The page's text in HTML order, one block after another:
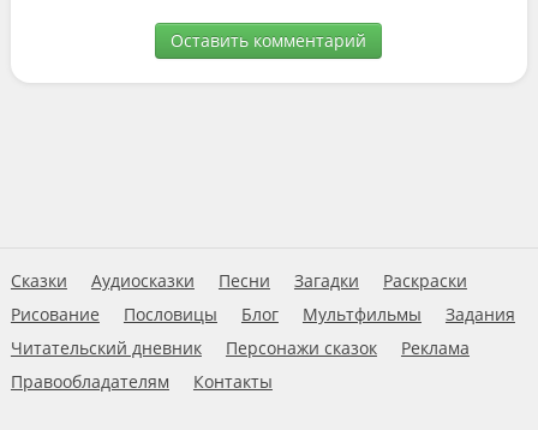
Оставить комментарий
Сказки Аудиосказки Песни Загадки
Раскраски
Рисование
Пословицы Блог Мультфильмы
Задания
Читательский дневник
Персонажи сказок
Реклама
Правообладателям
Контакты